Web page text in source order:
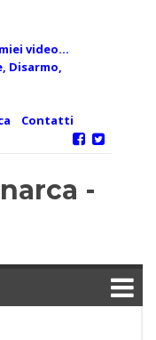
video…
Disarmo,
Contatti
-